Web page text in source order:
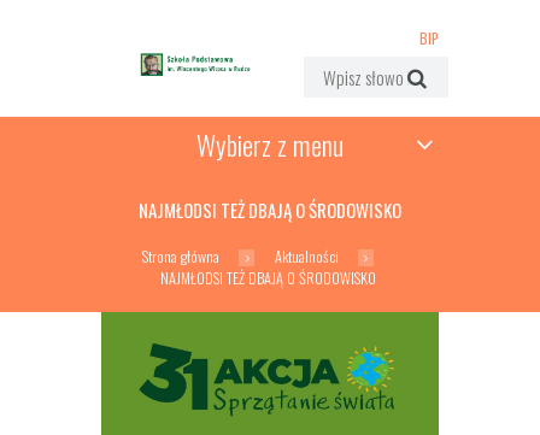
BIP
Wybierz z menu
NAJMŁODSI TEŻ DBAJĄ O ŚRODOWISKO
Strona główna
Aktualności
NAJMŁODSI TEŻ DBAJĄ O ŚRODOWISKO